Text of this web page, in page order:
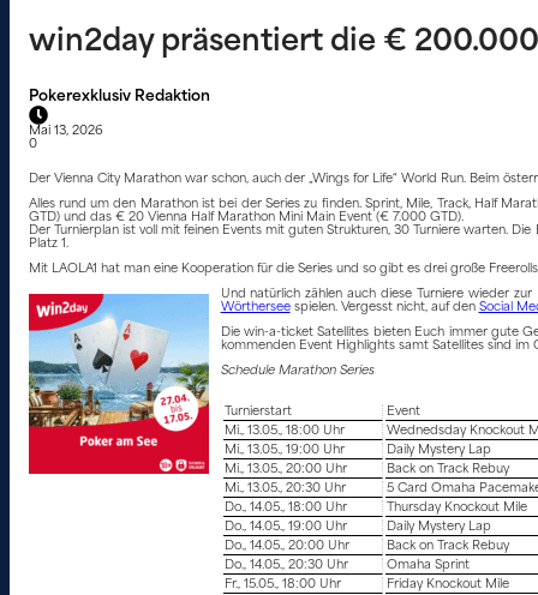
win2day präsentiert die €
Pokerexklusiv Redaktion
Mai 13, 2026
0
Der Vienna City Marathon war schon, auch der „Wings for Life“ World Run. Beim
Alles rund um den Marathon ist bei der Series zu finden. Sprint, Mile, Track, Half
GTD) und das € 20 Vienna Half Marathon Mini Main Event (€ 7.000 GTD).
Der Turnierplan ist voll mit feinen Events mit guten Strukturen, 30 Turniere warten.
Platz 1.
Mit LAOLA1 hat man eine Kooperation für die Series und so gibt es drei große
Und natürlich zählen auch diese Turniere wieder
Wörtherseespielen. Vergesst nicht, auf den Social
Die win-a-ticket Satellites bieten Euch immer gute
kommenden Event Highlights samt Satellites sind im
Schedule Marathon Series
Turnierstart
Event
Mi., 13.05., 18:00 Uhr
Wednedsday Knockout
Mi., 13.05., 19:00 Uhr
Daily Mystery Lap
Mi., 13.05., 20:00 Uhr
Back on Track Rebuy
Mi., 13.05., 20:30 Uhr
5 Card Omaha
Do., 14.05., 18:00 Uhr
Thursday Knockout Mile
Do., 14.05., 19:00 Uhr
Daily Mystery Lap
Do., 14.05., 20:00 Uhr
Back on Track Rebuy
Do., 14.05., 20:30 Uhr
Omaha Sprint
Fr., 15.05., 18:00 Uhr
Friday Knockout Mile